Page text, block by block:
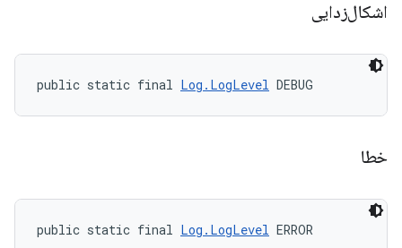
اشکال‌زدایی
public static final Log.LogLevel DEBUG
خطا
public static final Log.LogLevel ERROR